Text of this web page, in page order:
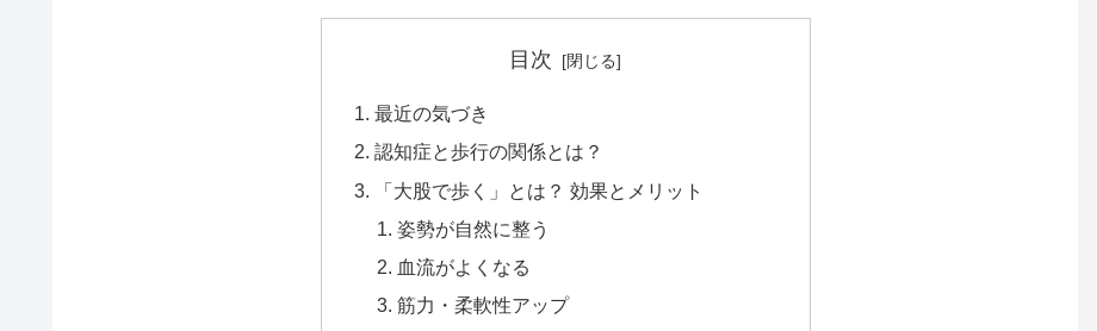
目次
最近の気づき
認知症と歩行の関係とは？
「大股で歩く」とは？ 効果とメリット
姿勢が自然に整う
血流がよくなる
筋力・柔軟性アップ